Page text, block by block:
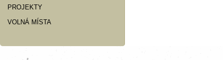
PROJEKTY
VOLNÁ MÍSTA